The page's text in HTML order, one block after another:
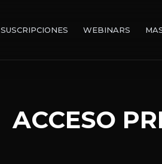
SUSCRIPCIONES WEBINARS
ACCESO